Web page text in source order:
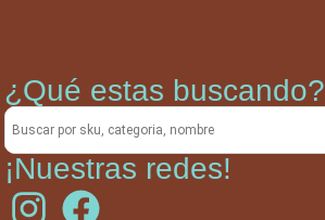
¿Qué estas buscando?
¡Nuestras redes!